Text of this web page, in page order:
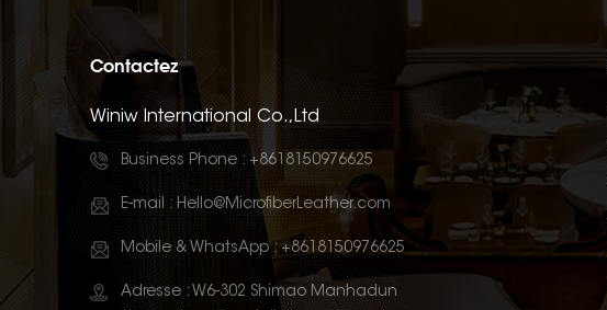
Contactez
Winiw International Co.,Ltd
Business Phone : +8618150976625
E-mail : Hello@MicrofiberLeather.com
Mobile & WhatsApp : +8618150976625
Adresse : W6-302 Shimao Manhadun